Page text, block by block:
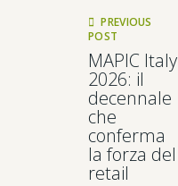
PREVIOUS
POST
MAPIC Italy
2026: il
decennale
che
conferma
la forza del
retail